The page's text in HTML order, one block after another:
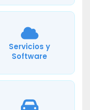
Servicios y
Software